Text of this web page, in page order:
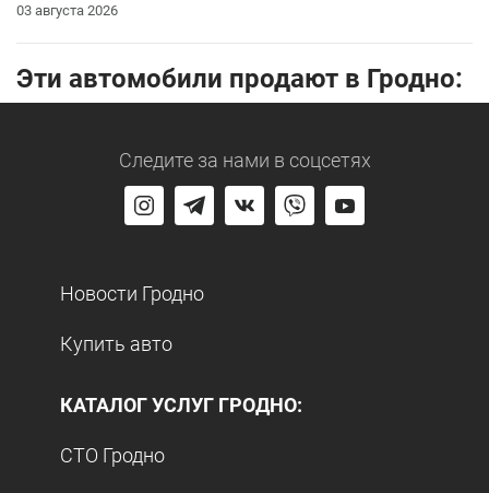
03 августа 2026
Эти автомобили продают в Гродно:
Следите за нами в соцсетях
Новости Гродно
Купить авто
КАТАЛОГ УСЛУГ ГРОДНО:
СТО Гродно